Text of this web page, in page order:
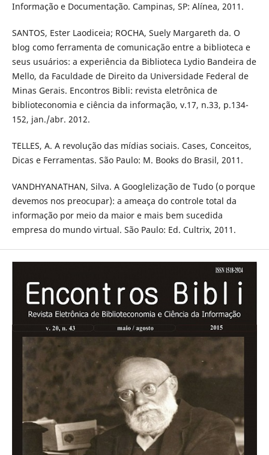
Informação e Documentação. Campinas, SP: Alínea, 2011.
SANTOS, Ester Laodiceia; ROCHA, Suely Margareth da. O
blog como ferramenta de comunicação entre a biblioteca e
seus usuários: a experiência da Biblioteca Lydio Bandeira de
Mello, da Faculdade de Direito da Universidade Federal de
Minas Gerais. Encontros Bibli: revista eletrônica de
biblioteconomia e ciência da informação, v.17, n.33, p.134-
152, jan./abr. 2012.
TELLES, A. A revolução das mídias sociais. Cases, Conceitos,
Dicas e Ferramentas. São Paulo: M. Books do Brasil, 2011.
VANDHYANATHAN, Silva. A Googlelização de Tudo (o porque
devemos nos preocupar): a ameaça do controle total da
informação por meio da maior e mais bem sucedida
empresa do mundo virtual. São Paulo: Ed. Cultrix, 2011.